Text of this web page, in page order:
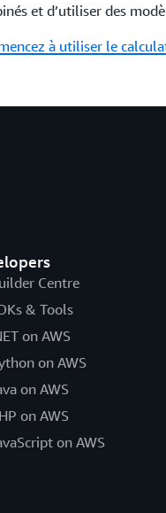
et d’utiliser des
à utiliser le
Centre
& Tools
on AWS
on AWS
on AWS
on AWS
on AWS